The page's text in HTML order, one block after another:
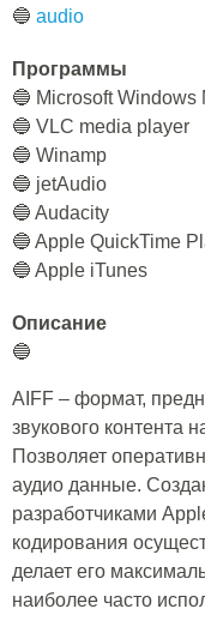
🔵 audio
Программы
🔵 Microsoft Windows
🔵 VLC media player
🔵 Winamp
🔵 jetAudio
🔵 Audacity
🔵 Apple QuickTime
🔵 Apple iTunes
Описание
🔵
AIFF – формат,
звукового контента
Позволяет
аудио данные.
разработчиками
кодирования
делает его
наиболее часто